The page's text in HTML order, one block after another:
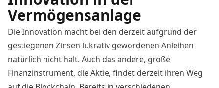
Vermögensanlage
Die Innovation macht bei den derzeit aufgrund der
gestiegenen Zinsen lukrativ gewordenen Anleihen
natürlich nicht halt. Auch das andere, große
Finanzinstrument, die Aktie, findet derzeit ihren Weg